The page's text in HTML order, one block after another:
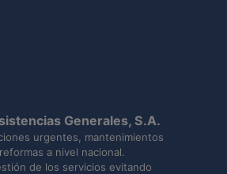
Generales, S.A.
urgentes, mantenimientos
a nivel nacional.
de los servicios evitando